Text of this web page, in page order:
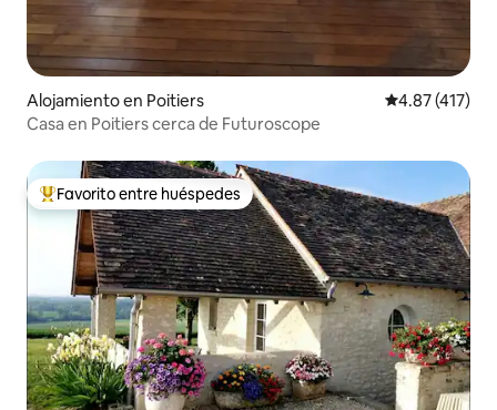
Alojamiento en Poitiers Calificación
4.87 (417)
Casa en Poitiers cerca de Futuroscope
Favorito entre huéspedes preferido
Favorito entre huéspedes